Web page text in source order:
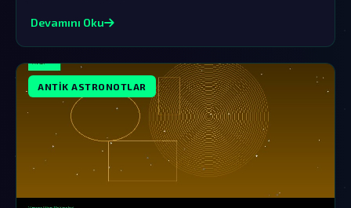
Devamını Oku
ANTIK ASTRONOTLAR